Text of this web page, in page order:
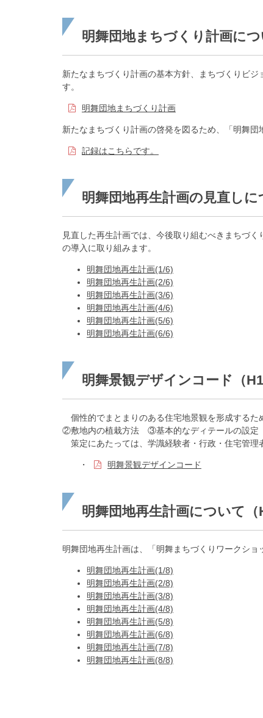
明舞団地まちづくり計画に
新たなまちづくり計画の基本方針、まちづくりビ
す。
明舞団地まちづくり計画
新たなまちづくり計画の啓発を図るため、「明舞
記録はこちらです。
明舞団地再生計画の見直し
見直した再生計画では、今後取り組むべきまちづ
の導入に取り組みます。
明舞団地再生計画(1/6)
明舞団地再生計画(2/6)
明舞団地再生計画(3/6)
明舞団地再生計画(4/6)
明舞団地再生計画(5/6)
明舞団地再生計画(6/6)
明舞景観デザインコード（
個性的でまとまりのある住宅地景観を形成する
②敷地内の植栽方法 ③基本的なディテールの設定
策定にあたっては、学識経験者・行政・住宅管理
・ 明舞景観デザインコード
明舞団地再生計画について（
明舞団地再生計画は、「明舞まちづくりワークショ
明舞団地再生計画(1/8)
明舞団地再生計画(2/8)
明舞団地再生計画(3/8)
明舞団地再生計画(4/8)
明舞団地再生計画(5/8)
明舞団地再生計画(6/8)
明舞団地再生計画(7/8)
明舞団地再生計画(8/8)